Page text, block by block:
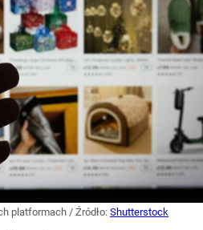
platformach / Źródło: Shutterstock